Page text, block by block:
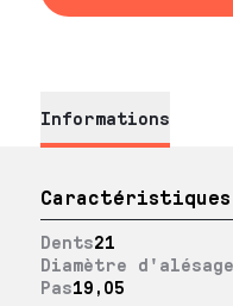
Informations
Dents21
Diamètre d'alésage
Pas19,05